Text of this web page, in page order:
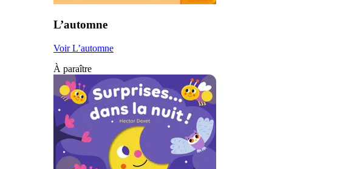
L’automne
Voir L’automne
À paraître